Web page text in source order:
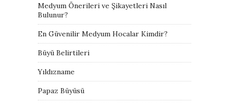
Medyum Önerileri ve Şikayetleri Nasıl
Bulunur?
En Güvenilir Medyum Hocalar Kimdir?
Büyü Belirtileri
Yıldızname
Papaz Büyüsü